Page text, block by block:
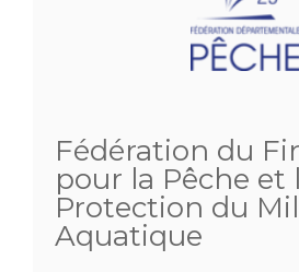
Fédération du
pour la Pêche et
Protection du
Aquatique